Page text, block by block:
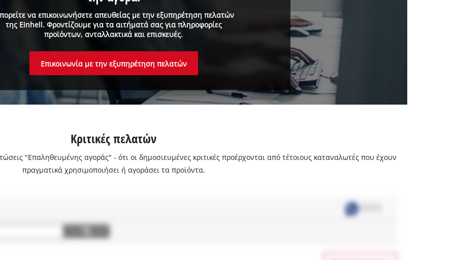
να επικοινωνήσετε απευθείας με την εξυπηρέτηση πελατών
της Einhell. Φροντίζουμε για τα αιτήματά σας για πληροφορίες
προϊόντων, ανταλλακτικά και επισκευές.
Επικοινωνία με την εξυπηρέτηση πελατών
Κριτικές πελατών
"Επαληθευμένης αγοράς" - ότι οι δημοσιευμένες κριτικές προέρχονται από τέτοιους καταναλωτές που έχουν
πραγματικά χρησιμοποιήσει ή αγοράσει τα προϊόντα.